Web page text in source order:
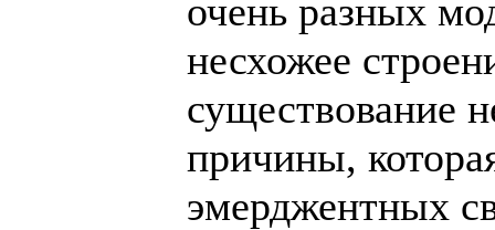
очень разных
несхожее
существование
причины,
эмерджентных